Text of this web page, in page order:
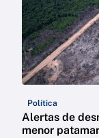
Política
Alertas de
menor patamar